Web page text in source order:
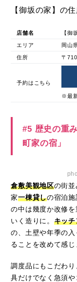
【御坂の家】の
店舗名 【御
エリア 岡山
住所 〒
予約はこちら
※最
#5 歴史の重
町家の宿」
倉敷美観地区の街
家一棟貸しの宿泊施
の中は幾度か改修
いく造りに。 キッチ
の、土壁や年季の
ることを改めて感じ
調度品にもこだわ
具だけでなく急須